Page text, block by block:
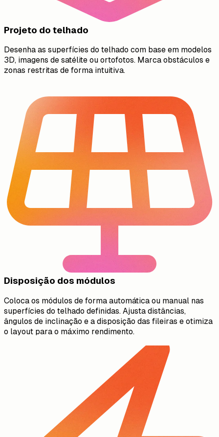
Projeto do telhado
Desenha as superfícies do telhado com base em modelos
3D, imagens de satélite ou ortofotos. Marca obstáculos e
zonas restritas de forma intuitiva.
Disposição dos módulos
Coloca os módulos de forma automática ou manual nas
superfícies do telhado definidas. Ajusta distâncias,
ângulos de inclinação e a disposição das fileiras e otimiza
o layout para o máximo rendimento.